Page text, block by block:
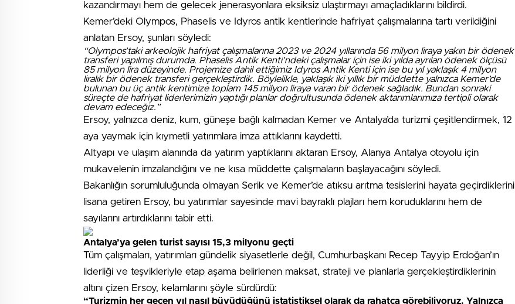
kazandırmayı hem de gelecek jenerasyonlara eksiksiz ulaştırmayı amaçladıklarını bildirdi.
Kemer’deki Olympos, Phaselis ve Idyros antik kentlerinde hafriyat çalışmalarına tartı verildiğini
anlatan Ersoy, şunları söyledi:
“Olympos’taki arkeolojik hafriyat çalışmalarına 2023 ve 2024 yıllarında 56 milyon liraya yakın bir ödenek
transferi yapılmış durumda. Phaselis Antik Kenti’ndeki çalışmalar için ise iki yılda ayrılan ödenek ölçüsü
85 milyon lira düzeyinde. Projemize dahil ettiğimiz Idyros Antik Kenti için ise bu yıl yaklaşık 4 milyon
liralık bir ödenek transferi gerçekleştirdik. Böylelikle, yaklaşık iki yıllık bir müddette yalnızca Kemer’de
bulunan bu üç antik kentimize toplam 145 milyon liraya varan bir ödenek sağladık. Bundan sonraki
süreçte de hafriyat liderlerimizin yaptığı planlar doğrultusunda ödenek aktarımlarımıza tertipli olarak
devam edeceğiz.”
Ersoy, yalnızca deniz, kum, güneşe bağlı kalmadan Kemer ve Antalya’da turizmi çeşitlendirmek, 12
aya yaymak için kıymetli yatırımlara imza attıklarını kaydetti.
Altyapı ve ulaşım alanında da yatırım yaptıklarını aktaran Ersoy, Alanya Antalya otoyolu için
mukavelenin imzalandığını ve ne kısa müddette çalışmaların başlayacağını söyledi.
Bakanlığın sorumluluğunda olmayan Serik ve Kemer’de atıksu arıtma tesislerini hayata geçirdiklerini
lisana getiren Ersoy, bu yatırımlar sayesinde mavi bayraklı plajları hem koruduklarını hem de
sayılarını artırdıklarını tabir etti.
Antalya’ya gelen turist sayısı 15,3 milyonu geçti
Tüm çalışmaları, yatırımları gündelik siyasetlerle değil, Cumhurbaşkanı Recep Tayyip Erdoğan’ın
liderliği ve teşvikleriyle etap aşama belirlenen maksat, strateji ve planlarla gerçekleştirdiklerinin
altını çizen Ersoy, kelamlarını şöyle sürdürdü:
“Turizmin her geçen yıl nasıl büyüdüğünü istatistiksel olarak da rahatça görebiliyoruz. Yalnızca